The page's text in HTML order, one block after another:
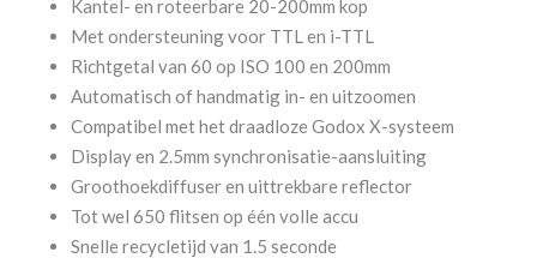
Kantel- en roteerbare 20-200mm kop
Met ondersteuning voor TTL en i-TTL
Richtgetal van 60 op ISO 100 en 200mm
Automatisch of handmatig in- en uitzoomen
Compatibel met het draadloze Godox X-systeem
Display en 2.5mm synchronisatie-aansluiting
Groothoekdiffuser en uittrekbare reflector
Tot wel 650 flitsen op één volle accu
Snelle recycletijd van 1.5 seconde